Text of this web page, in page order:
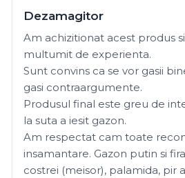
Dezamagitor
Am achizitionat acest produs
multumit de experienta.
Sunt convins ca se vor gasii
gasi contraargumente.
Produsul final este greu de
la suta a iesit gazon.
Am respectat cam toate
insamantare. Gazon putin si
costrei (meisor), palamida, pir